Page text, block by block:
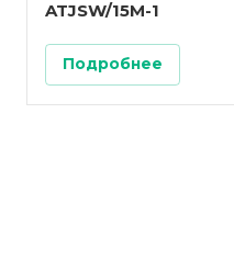
ATJSW/15M-1
Подробнее